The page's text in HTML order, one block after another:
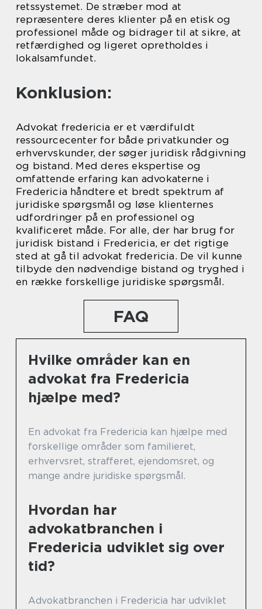
retssystemet. De stræber mod at
repræsentere deres klienter på en etisk og
professionel måde og bidrager til at sikre, at
retfærdighed og ligeret opretholdes i
lokalsamfundet.
Konklusion:
Advokat fredericia er et værdifuldt
ressourcecenter for både privatkunder og
erhvervskunder, der søger juridisk rådgivning
og bistand. Med deres ekspertise og
omfattende erfaring kan advokaterne i
Fredericia håndtere et bredt spektrum af
juridiske spørgsmål og løse klienternes
udfordringer på en professionel og
kvalificeret måde. For alle, der har brug for
juridisk bistand i Fredericia, er det rigtige
sted at gå til advokat fredericia. De vil kunne
tilbyde den nødvendige bistand og tryghed i
en række forskellige juridiske spørgsmål.
FAQ
Hvilke områder kan en
advokat fra Fredericia
hjælpe med?
En advokat fra Fredericia kan hjælpe med
forskellige områder som familieret,
erhvervsret, strafferet, ejendomsret, og
mange andre juridiske spørgsmål.
Hvordan har
advokatbranchen i
Fredericia udviklet sig over
tid?
Advokatbranchen i Fredericia har udviklet